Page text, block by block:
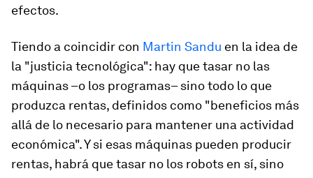
efectos.
Tiendo a coincidir con Martin Sandu en la idea de
la "justicia tecnológica": hay que tasar no las
máquinas –o los programas– sino todo lo que
produzca rentas, definidos como "beneficios más
allá de lo necesario para mantener una actividad
económica". Y si esas máquinas pueden producir
rentas, habrá que tasar no los robots en sí, sino